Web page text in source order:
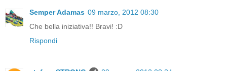
Semper Adamas 09 marzo, 2012 08:30
Che bella iniziativa!! Bravi! :D
Rispondi